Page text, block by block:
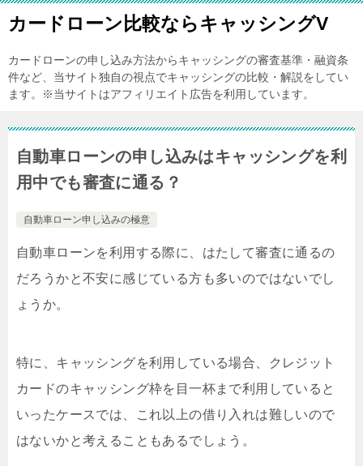
カードローン比較ならキャッシングV
カードローンの申し込み方法からキャッシングの審査基準・融資条
件など、当サイト独自の視点でキャッシングの比較・解説をしてい
ます。※当サイトはアフィリエイト広告を利用しています。
自動車ローンの申し込みはキャッシングを利
用中でも審査に通る？
自動車ローン申し込みの極意
自動車ローンを利用する際に、はたして審査に通るの
だろうかと不安に感じている方も多いのではないでし
ょうか。
特に、キャッシングを利用している場合、クレジット
カードのキャッシング枠を目一杯まで利用していると
いったケースでは、これ以上の借り入れは難しいので
はないかと考えることもあるでしょう。